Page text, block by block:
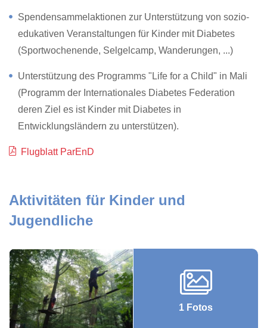
Spendensammelaktionen zur Unterstützung von sozio-
edukativen Veranstaltungen für Kinder mit Diabetes
(Sportwochenende, Selgelcamp, Wanderungen, ...)
Unterstützung des Programms "Life for a Child" in Mali
(Programm der Internationales Diabetes Federation
deren Ziel es ist Kinder mit Diabetes in
Entwicklungsländern zu unterstützen).
Flugblatt ParEnD
Aktivitäten für Kinder und
Jugendliche
1 Fotos